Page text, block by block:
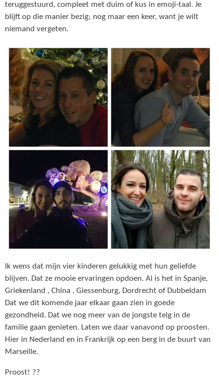
teruggestuurd, compleet met duim of kus in emoji-taal. Je
blijft op die manier bezig; nog maar een keer, want je wilt
niemand vergeten.
Ik wens dat mijn vier kinderen gelukkig met hun geliefde
blijven. Dat ze mooie ervaringen opdoen. Al is het in Spanje,
Griekenland , China , Giessenburg, Dordrecht of Dubbeldam
Dat we dit komende jaar elkaar gaan zien in goede
gezondheid. Dat we nog meer van de jongste telg in de
familie gaan genieten. Laten we daar vanavond op proosten.
Hier in Nederland en in Frankrijk op een berg in de buurt van
Marseille.
Proost! ??